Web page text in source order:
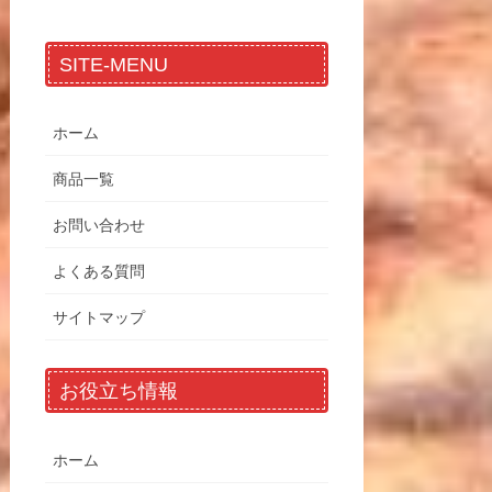
SITE-MENU
ホーム
商品一覧
お問い合わせ
よくある質問
サイトマップ
お役立ち情報
ホーム